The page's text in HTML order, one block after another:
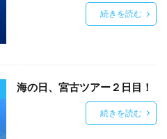
続きを読む
海の日、宮古ツアー２日目！
続きを読む